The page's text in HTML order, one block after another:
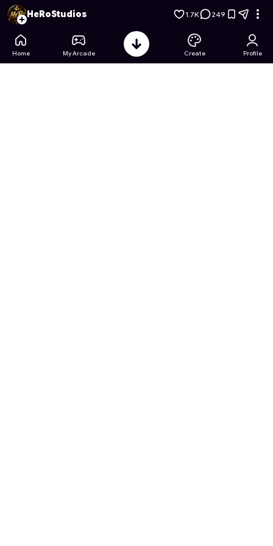
تكلم مع البطل بن تن و جرب تليفونه - Free Online Game on
HeRoStudios 1.7K 249
Home My Arcade Create Profile